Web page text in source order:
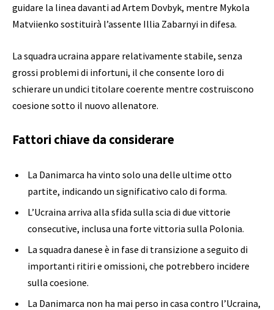
guidare la linea davanti ad Artem Dovbyk, mentre Mykola
Matviienko sostituirà l’assente Illia Zabarnyi in difesa.
La squadra ucraina appare relativamente stabile, senza
grossi problemi di infortuni, il che consente loro di
schierare un undici titolare coerente mentre costruiscono
coesione sotto il nuovo allenatore.
Fattori chiave da considerare
La Danimarca ha vinto solo una delle ultime otto
partite, indicando un significativo calo di forma.
L’Ucraina arriva alla sfida sulla scia di due vittorie
consecutive, inclusa una forte vittoria sulla Polonia.
La squadra danese è in fase di transizione a seguito di
importanti ritiri e omissioni, che potrebbero incidere
sulla coesione.
La Danimarca non ha mai perso in casa contro l’Ucraina,